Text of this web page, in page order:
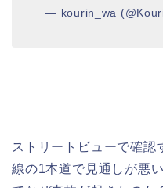
— kourin_wa
ストリートビューで確認
線の1本道で見通しが悪